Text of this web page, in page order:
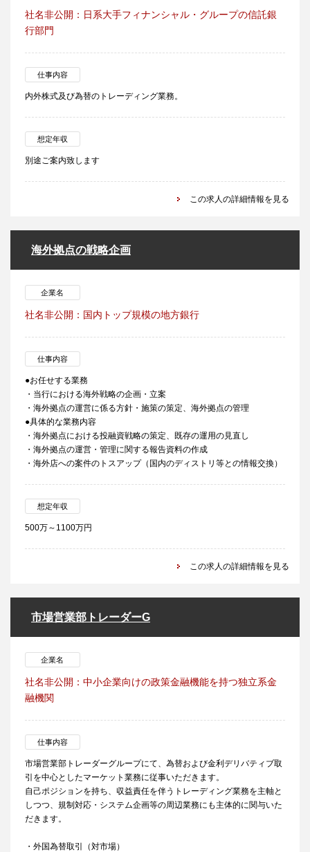
社名非公開：日系大手フィナンシャル・グループの信託銀
行部門
仕事内容
内外株式及び為替のトレーディング業務。
想定年収
別途ご案内致します
この求人の詳細情報を見る
海外拠点の戦略企画
企業名
社名非公開：国内トップ規模の地方銀行
仕事内容
●お任せする業務
・当行における海外戦略の企画・立案
・海外拠点の運営に係る方針・施策の策定、海外拠点の管理
●具体的な業務内容
・海外拠点における投融資戦略の策定、既存の運用の見直し
・海外拠点の運営・管理に関する報告資料の作成
・海外店への案件のトスアップ（国内のディストリ等との情報交換）
想定年収
500万～1100万円
この求人の詳細情報を見る
市場営業部トレーダーG
企業名
社名非公開：中小企業向けの政策金融機能を持つ独立系金
融機関
仕事内容
市場営業部トレーダーグループにて、為替および金利デリバティブ取
引を中心としたマーケット業務に従事いただきます。
自己ポジションを持ち、収益責任を伴うトレーディング業務を主軸と
しつつ、規制対応・システム企画等の周辺業務にも主体的に関与いた
だきます。
・外国為替取引（対市場）